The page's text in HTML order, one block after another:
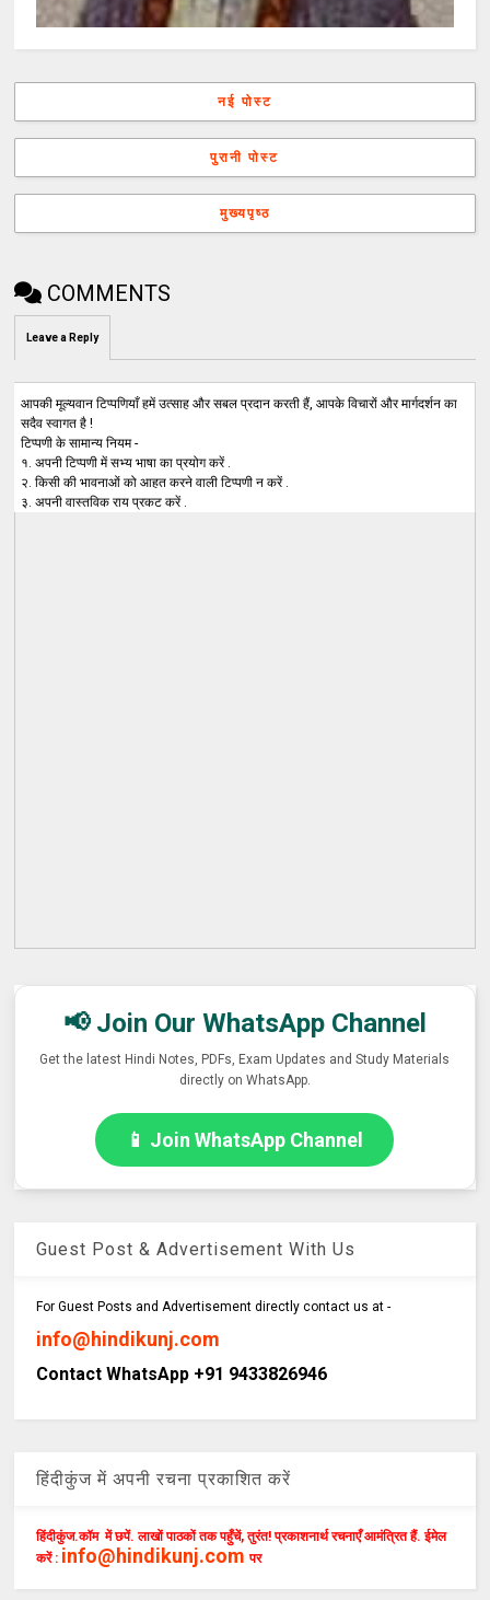
नई पोस्ट
पुरानी पोस्ट
मुख्यपृष्ठ
COMMENTS
Leave a Reply
आपकी मूल्यवान टिप्पणियाँ हमें उत्साह और सबल प्रदान करती हैं, आपके विचारों और मार्गदर्शन का
सदैव स्वागत है !
टिप्पणी के सामान्य नियम -
१. अपनी टिप्पणी में सभ्य भाषा का प्रयोग करें .
२. किसी की भावनाओं को आहत करने वाली टिप्पणी न करें .
३. अपनी वास्तविक राय प्रकट करें .
📢 Join Our WhatsApp Channel
Get the latest Hindi Notes, PDFs, Exam Updates and Study Materials
directly on WhatsApp.
📱 Join WhatsApp Channel
Guest Post & Advertisement With Us
For Guest Posts and Advertisement directly contact us at -
info@hindikunj.com
Contact WhatsApp +91 9433826946
हिंदीकुंज में अपनी रचना प्रकाशित करें
हिंदीकुंज.कॉम में छपें. लाखों पाठकों तक पहुँचें, तुरंत! प्रकाशनार्थ रचनाएँ आमंत्रित हैं. ईमेल
करें : info@hindikunj.com पर